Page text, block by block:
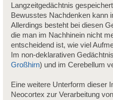
Langzeitgedächtnis
Bewusstes Nachdenken kann
Allerdings besteht bei diesen
die man im Nachhinein nicht
entscheidend ist, wie viel
Im non-deklarativen
Großhirn) und im Cerebellum
Eine weitere Unterform dieser
Neocortex zur Verarbeitung